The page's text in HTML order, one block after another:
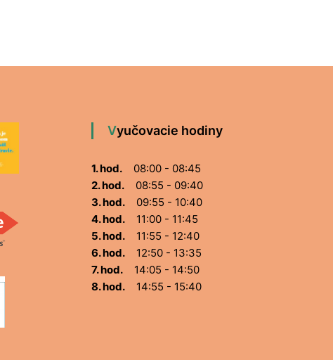
Vyučovacie hodiny
1. hod. 08:00 - 08:45
2. hod. 08:55 - 09:40
3. hod. 09:55 - 10:40
4. hod. 11:00 - 11:45
5. hod. 11:55 - 12:40
6. hod. 12:50 - 13:35
7. hod. 14:05 - 14:50
8. hod. 14:55 - 15:40